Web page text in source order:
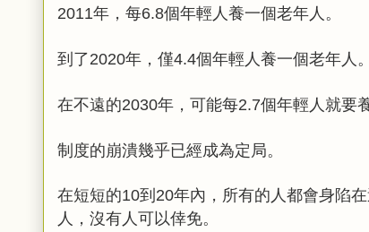
2011年，每6.8個年輕人養一個老年人。
到了2020年，僅4.4個年輕人養一個老年人。
在不遠的2030年，可能每2.7個年輕人就要
制度的崩潰幾乎已經成為定局。
在短短的10到20年內，所有的人都會身陷
人 ，沒有人可以倖免。